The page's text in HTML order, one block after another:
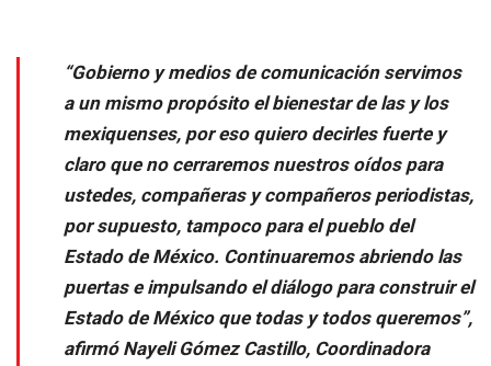
“Gobierno y medios de comunicación servimos
a un mismo propósito el bienestar de las y los
mexiquenses, por eso quiero decirles fuerte y
claro que no cerraremos nuestros oídos para
ustedes, compañeras y compañeros periodistas,
por supuesto, tampoco para el pueblo del
Estado de México. Continuaremos abriendo las
puertas e impulsando el diálogo para construir el
Estado de México que todas y todos queremos”,
afirmó Nayeli Gómez Castillo, Coordinadora